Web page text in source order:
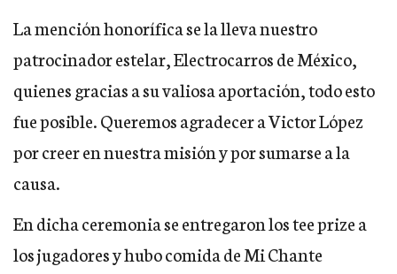
La mención honorífica se la lleva nuestro
patrocinador estelar,Electrocarros de México,
quienes gracias a su valiosa aportación, todo esto
fue posible. Queremos agradecer a Victor López
por creer en nuestra misión y por sumarse a la
causa.
En dicha ceremonia se entregaron los tee prize a
los jugadores y hubo comida de Mi Chante